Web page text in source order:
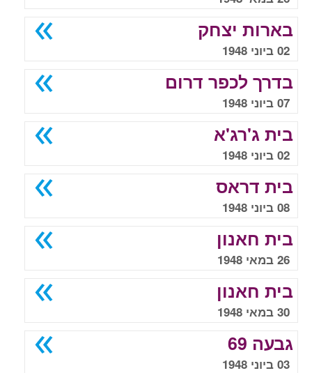
בארות יצחק
02 ביוני 1948
בדרך לכפר דרום
07 ביוני 1948
בית ג'רג'א
02 ביוני 1948
בית דראס
08 ביוני 1948
בית חאנון
26 במאי 1948
בית חאנון
30 במאי 1948
גבעה 69
03 ביוני 1948